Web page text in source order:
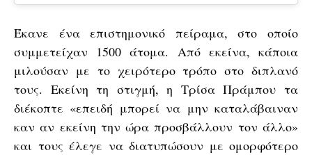
Έκανε ένα επιστημονικό πείραμα, στο οποίο
συμμετείχαν 1500 άτομα. Από εκείνα, κάποια
μιλούσαν με το χειρότερο τρόπο στο διπλανό
τους. Εκείνη τη στιγμή, η Τρίσα Πράμπου τα
διέκοπτε «επειδή μπορεί να μην καταλάβαιναν
καν αν εκείνη την ώρα προσβάλλουν τον άλλο»
και τους έλεγε να διατυπώσουν με ομορφότερο